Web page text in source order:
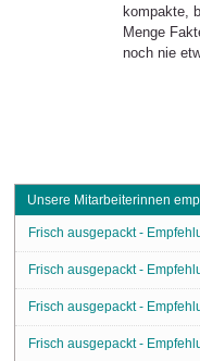
kompakte,
Menge
noch nie
Unsere Mitarbeiterinnen
Frisch ausgepackt -
Frisch ausgepackt -
Frisch ausgepackt -
Frisch ausgepackt -